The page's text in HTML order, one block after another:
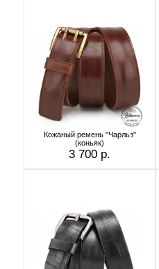
Кожаный ремень "Чарльз"
(коньяк)
3 700 р.